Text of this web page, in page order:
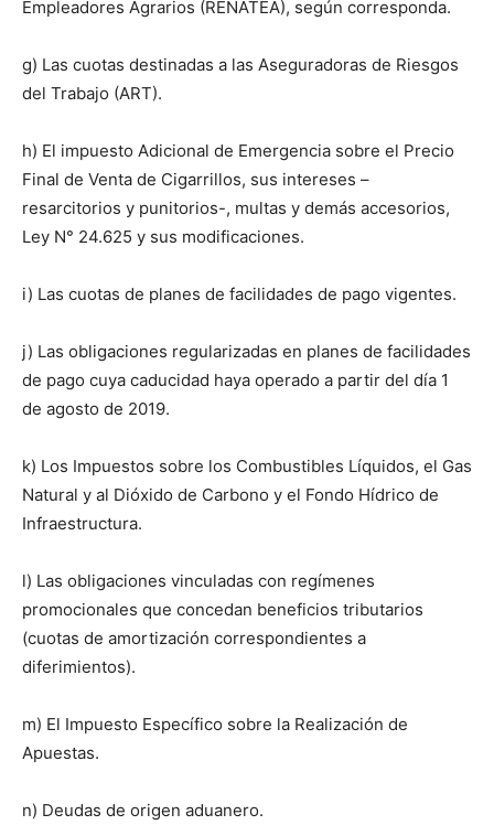
Empleadores Agrarios (RENATEA), según corresponda.
g) Las cuotas destinadas a las Aseguradoras de Riesgos
del Trabajo (ART).
h) El impuesto Adicional de Emergencia sobre el Precio
Final de Venta de Cigarrillos, sus intereses –
resarcitorios y punitorios-, multas y demás accesorios,
Ley N° 24.625 y sus modificaciones.
i) Las cuotas de planes de facilidades de pago vigentes.
j) Las obligaciones regularizadas en planes de facilidades
de pago cuya caducidad haya operado a partir del día 1
de agosto de 2019.
k) Los Impuestos sobre los Combustibles Líquidos, el Gas
Natural y al Dióxido de Carbono y el Fondo Hídrico de
Infraestructura.
l) Las obligaciones vinculadas con regímenes
promocionales que concedan beneficios tributarios
(cuotas de amortización correspondientes a
diferimientos).
m) El Impuesto Específico sobre la Realización de
Apuestas.
n) Deudas de origen aduanero.